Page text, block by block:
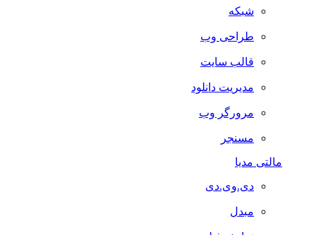
شبکه
طراحی وب
قالب سایت
مدیریت دانلود
مرورگر وب
مسنجر
مالتی مدیا
دی.وی.دی
مبدل